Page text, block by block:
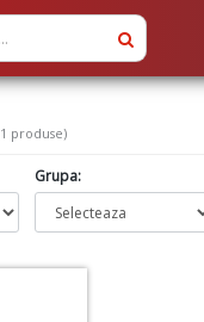
produse)
Grupa: